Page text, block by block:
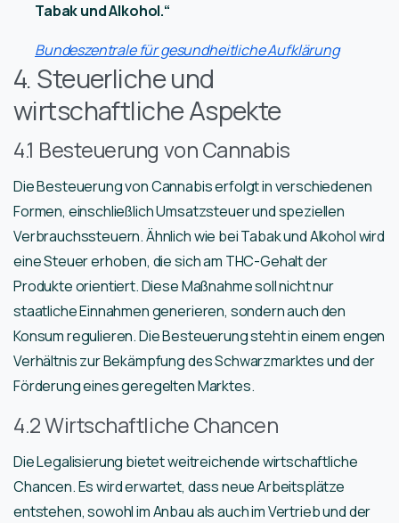
Tabak und Alkohol.“
Bundeszentrale für gesundheitliche Aufklärung
4. Steuerliche und
wirtschaftliche Aspekte
4.1 Besteuerung von Cannabis
Die Besteuerung von Cannabis erfolgt in verschiedenen
Formen, einschließlich Umsatzsteuer und speziellen
Verbrauchssteuern. Ähnlich wie bei Tabak und Alkohol wird
eine Steuer erhoben, die sich am THC-Gehalt der
Produkte orientiert. Diese Maßnahme soll nicht nur
staatliche Einnahmen generieren, sondern auch den
Konsum regulieren. Die Besteuerung steht in einem engen
Verhältnis zur Bekämpfung des Schwarzmarktes und der
Förderung eines geregelten Marktes.
4.2 Wirtschaftliche Chancen
Die Legalisierung bietet weitreichende wirtschaftliche
Chancen. Es wird erwartet, dass neue Arbeitsplätze
entstehen, sowohl im Anbau als auch im Vertrieb und der